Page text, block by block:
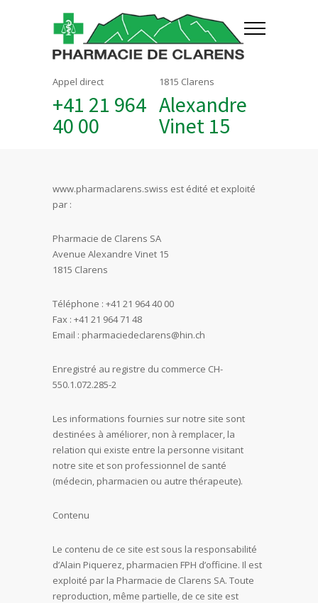
Appel direct
+41 21 964
40 00
1815 Clarens
Alexandre
Vinet 15
www.pharmaclarens.swiss est édité et exploité
par :
Pharmacie de Clarens SA
Avenue Alexandre Vinet 15
1815 Clarens
Téléphone : +41 21 964 40 00
Fax : +41 21 964 71 48
Email : pharmaciedeclarens@hin.ch
Enregistré au registre du commerce CH-
550.1.072.285-2
Les informations fournies sur notre site sont
destinées à améliorer, non à remplacer, la
relation qui existe entre la personne visitant
notre site et son professionnel de santé
(médecin, pharmacien ou autre thérapeute).
Contenu
Le contenu de ce site est sous la responsabilité
d’Alain Piquerez, pharmacien FPH d’officine. Il est
exploité par la Pharmacie de Clarens SA. Toute
reproduction, même partielle, de ce site est